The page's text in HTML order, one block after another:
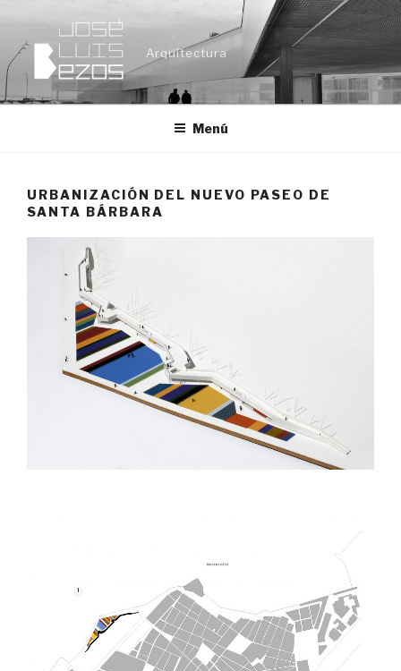
contenido
Arquitectura
Menú
URBANIZACIÓN DEL NUEVO PASEO DE
SANTA BÁRBARA